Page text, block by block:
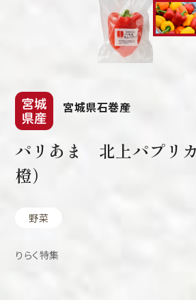
宮城県石巻産
パリあま 北上パプリ
橙）
野菜
りらく特集